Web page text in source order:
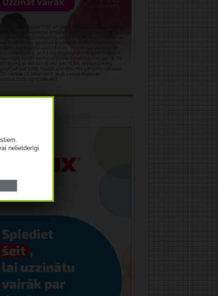
nelietderīgi